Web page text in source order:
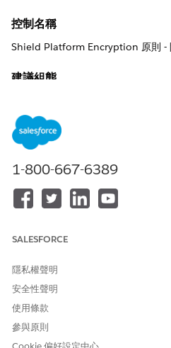
控制名稱
Shield Platform Encryption 原則 -
建議組態
定」區段中,開啟「
定期檢閱並確保根據原則將下列加
自訂應用程式
檢視設定和組態
管理憑證
控制概觀
未設定安全性風險
未經授權的員工可以檢視導致洩漏
密的敏感 PII (個人可識別資訊) 進行
1-800-667-6389
SALESFORCE
隱私權聲明
安全性聲明
使用條款
參與原則